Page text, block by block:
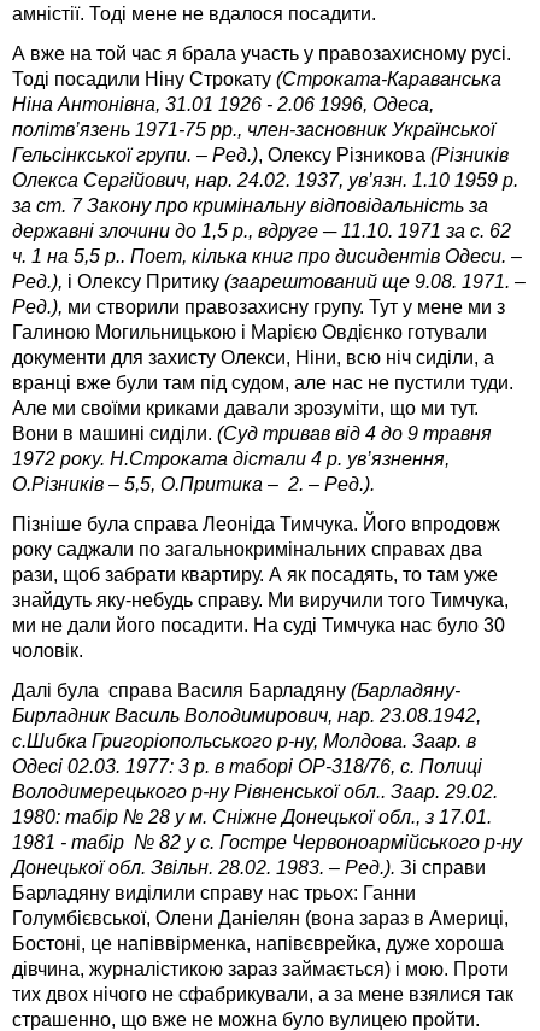
амністії. Тоді мене не вдалося посадити.
А вже на той час я брала участь у правозахисному русі.
Тоді посадили Ніну Строкату (Строката-Караванська
Ніна Антонівна, 31.01 1926 - 2.06 1996, Одеса,
політв’язень 1971-75 рр., член-засновник Української
Гельсінкської групи. – Ред.), Олексу Різникова (Різників
Олекса Сергійович, нар. 24.02. 1937, ув’язн. 1.10 1959 р.
за ст. 7 Закону про кримінальну відповідальність за
державні злочини до 1,5 р., вдруге ─ 11.10. 1971 за с. 62
ч. 1 на 5,5 р.. Поет, кілька книг про дисидентів Одеси. –
Ред.), і Олексу Притику (заарештований ще 9.08. 1971. –
Ред.), ми створили правозахисну групу. Тут у мене ми з
Галиною Могильницькою і Марією Овдієнко готували
документи для захисту Олекси, Ніни, всю ніч сиділи, а
вранці вже були там під судом, але нас не пустили туди.
Але ми своїми криками давали зрозуміти, що ми тут.
Вони в машині сиділи. (Суд тривав від 4 до 9 травня
1972 року. Н.Строката дістали 4 р. ув’язнення,
О.Різників – 5,5, О.Притика – 2. – Ред.).
Пізніше була справа Леоніда Тимчука. Його впродовж
року саджали по загальнокримінальних справах два
рази, щоб забрати квартиру. А як посадять, то там уже
знайдуть яку-небудь справу. Ми виручили того Тимчука,
ми не дали його посадити. На суді Тимчука нас було 30
чоловік.
Далі була справа Василя Барладяну (Барладяну-
Бирладник Василь Володимирович, нар. 23.08.1942,
с.Шибка Григоріопольського р-ну, Молдова. Заар. в
Одесі 02.03. 1977: 3 р. в таборі ОР-318/76, с. Полиці
Володимерецького р-ну Рівненської обл.. Заар. 29.02.
1980: табір № 28 у м. Сніжне Донецької обл., з 17.01.
1981 - табір № 82 у с. Гостре Червоноармійського р-ну
Донецької обл. Звільн. 28.02. 1983. – Ред.). Зі справи
Барладяну виділили справу нас трьох: Ганни
Голумбієвської, Олени Даніелян (вона зараз в Америці,
Бостоні, це напіввірменка, напівєврейка, дуже хороша
дівчина, журналістикою зараз займається) і мою. Проти
тих двох нічого не сфабрикували, а за мене взялися так
страшенно, що вже не можна було вулицею пройти.